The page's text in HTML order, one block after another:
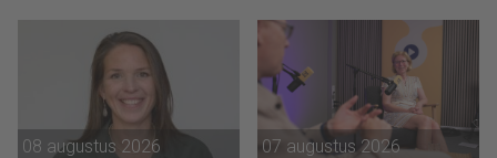
08 augustus 2026 07 augustus 2026